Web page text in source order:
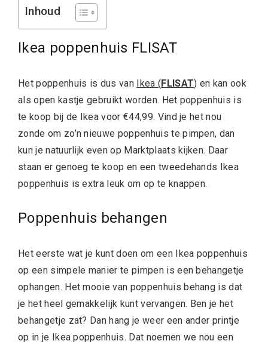
Inhoud
Ikea poppenhuis FLISAT
Het poppenhuis is dus van Ikea ( FLISAT) en kan ook
als open kastje gebruikt worden. Het poppenhuis is
te koop bij de Ikea voor €44,99. Vind je het nou
zonde om zo’n nieuwe poppenhuis te pimpen, dan
kun je natuurlijk even op Marktplaats kijken. Daar
staan er genoeg te koop en een tweedehands Ikea
poppenhuis is extra leuk om op te knappen.
Poppenhuis behangen
Het eerste wat je kunt doen om een Ikea poppenhuis
op een simpele manier te pimpen is een behangetje
ophangen. Het mooie van poppenhuis behang is dat
je het heel gemakkelijk kunt vervangen. Ben je het
behangetje zat? Dan hang je weer een ander printje
op in je Ikea poppenhuis. Dat noemen we nou een